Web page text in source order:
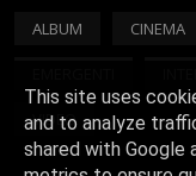
ALBUM CINEMA
VIDEO
This site uses
and to analyze
shared with Google